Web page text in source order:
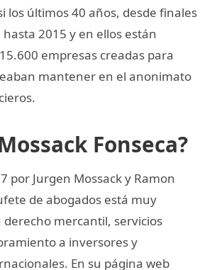
los últimos 40 años, desde finales
hasta 2015 y en ellos están
empresas creadas para
mantener en el anonimato
Fonseca?
por Jurgen Mossack y Ramon
de abogados está muy
derecho mercantil, servicios
a inversores y
En su página web